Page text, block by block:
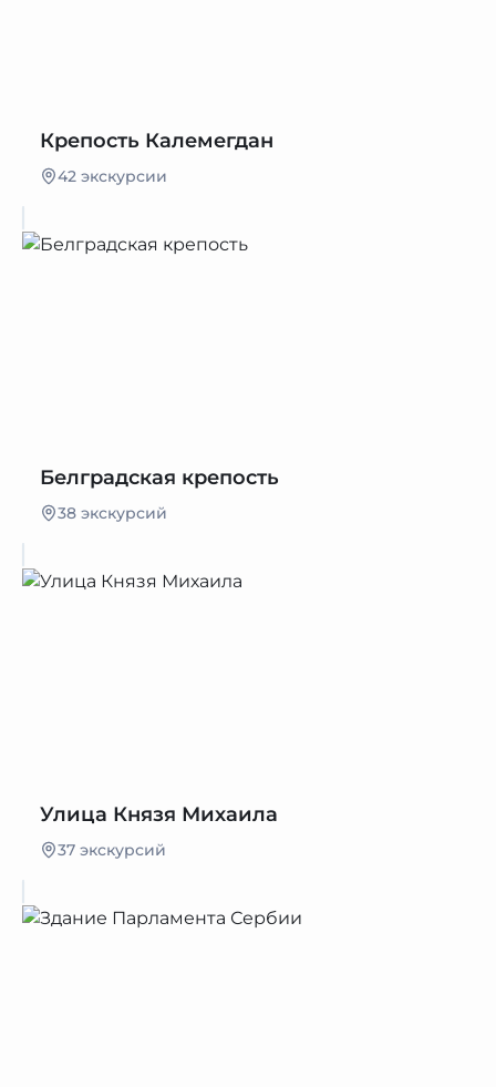
Крепость Калемегдан
42 экскурсии
Белградская крепость
38 экскурсий
Улица Князя Михаила
37 экскурсий